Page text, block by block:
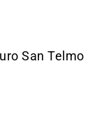
San Telmo